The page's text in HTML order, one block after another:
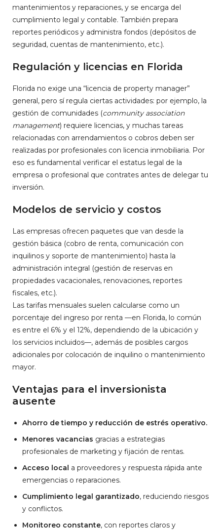
mantenimientos y reparaciones, y se encarga del
cumplimiento legal y contable. También prepara
reportes periódicos y administra fondos (depósitos de
seguridad, cuentas de mantenimiento, etc.).
Regulación y licencias en Florida
Florida no exige una “licencia de property manager”
general, pero sí regula ciertas actividades: por ejemplo, la
gestión de comunidades (community association
management) requiere licencias, y muchas tareas
relacionadas con arrendamientos o cobros deben ser
realizadas por profesionales con licencia inmobiliaria. Por
eso es fundamental verificar el estatus legal de la
empresa o profesional que contrates antes de delegar tu
inversión.
Modelos de servicio y costos
Las empresas ofrecen paquetes que van desde la
gestión básica (cobro de renta, comunicación con
inquilinos y soporte de mantenimiento) hasta la
administración integral (gestión de reservas en
propiedades vacacionales, renovaciones, reportes
fiscales, etc.).
Las tarifas mensuales suelen calcularse como un
porcentaje del ingreso por renta —en Florida, lo común
es entre el 6% y el 12%, dependiendo de la ubicación y
los servicios incluidos—, además de posibles cargos
adicionales por colocación de inquilino o mantenimiento
mayor.
Ventajas para el inversionista
ausente
Ahorro de tiempo y reducción de estrés operativo.
Menores vacancias gracias a estrategias
profesionales de marketing y fijación de rentas.
Acceso local a proveedores y respuesta rápida ante
emergencias o reparaciones.
Cumplimiento legal garantizado, reduciendo riesgos
y conflictos.
Monitoreo constante, con reportes claros y